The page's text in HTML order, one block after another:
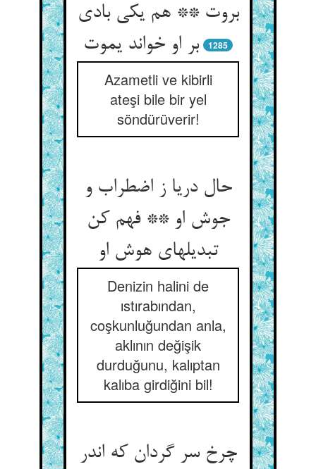
بروت ** هم یکی بادی
1285
Azametli ve kibirli
ateşi bile bir yel
söndürüverir!
حال دریا ز اضطراب و
جوش او ** فهم کن
تبدیلهای هوش او
Denizin halini de
ıstırabından,
coşkunluğundan anla,
aklının değişik
durduğunu, kalıptan
kalıba girdiğini bil!
چرخ سر گردان که اندر